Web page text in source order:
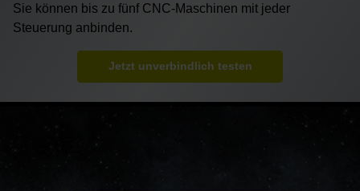
Sie können bis zu fünf CNC-Maschinen mit jeder
Steuerung anbinden.
Jetzt unverbindlich testen